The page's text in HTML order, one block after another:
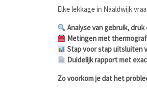
Elke lekkage in Naaldwijk
Analyse van gebruik,
Metingen met
Stap voor stap uitsluiten
Duidelijk rapport met
Zo voorkom je dat het